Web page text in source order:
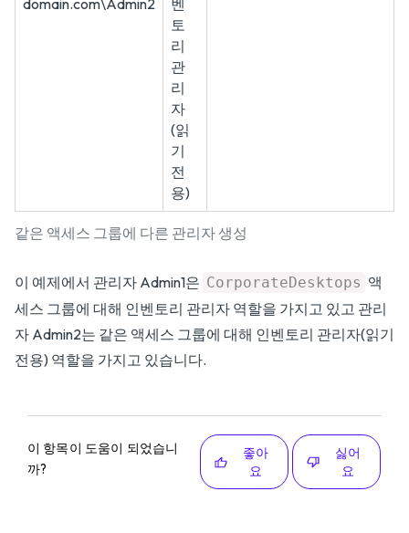
같은 액세스 그룹에 다른 관리자 생성
domain.com\Admin2
벤
토
리
관
리
자
(읽
기
전
용)
이 예제에서 관리자 Admin1은 CorporateDesktops 액
세스 그룹에 대해 인벤토리 관리자 역할을 가지고 있고 관리
자 Admin2는 같은 액세스 그룹에 대해 인벤토리 관리자(읽기
전용) 역할을 가지고 있습니다.
이 항목이 도움이 되었습니
까?
좋아
요
싫어
요